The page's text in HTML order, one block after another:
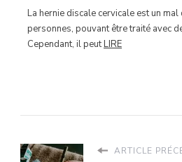
La hernie discale cervicale est un
personnes, pouvant être traité avec
Cependant, il peutLIRE
ARTICLE